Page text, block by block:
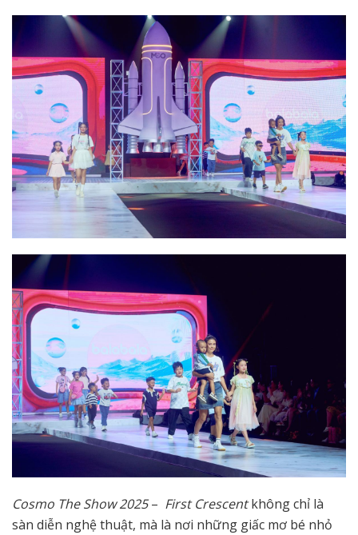
Cosmo The Show 2025– First Crescentkhông chỉ là
sàn diễn nghệ thuật, mà là nơi những giấc mơ bé nhỏ